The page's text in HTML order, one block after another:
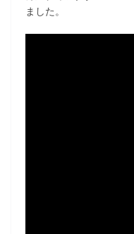
ました。